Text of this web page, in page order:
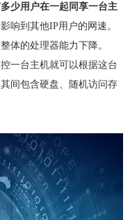
少用户在一起同享一台主
响到其他IP用户的网速。
体的处理器能力下降。
一台主机就可以根据这台
间包含硬盘、随机访问存